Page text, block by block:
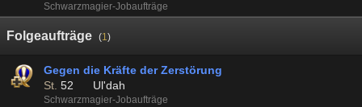
Schwarzmagier-Jobaufträge
Folgeaufträge (1)
Gegen die Kräfte der Zerstörung
St. 52 Ul'dah
Schwarzmagier-Jobaufträge